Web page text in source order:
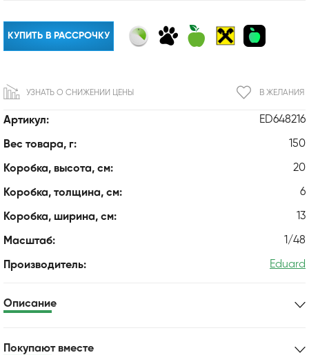
Артикул: ED648216
Вес товара, г: 150
Коробка, высота, см: 20
Коробка, толщина, см: 6
Коробка, ширина, см: 13
Масштаб: 1/48
Производитель: Eduard
КУПИТЬ В РАССРОЧКУ
В ЖЕЛАНИЯ
УЗНАТЬ О СНИЖЕНИИ ЦЕНЫ
Описание
Покупают вместе